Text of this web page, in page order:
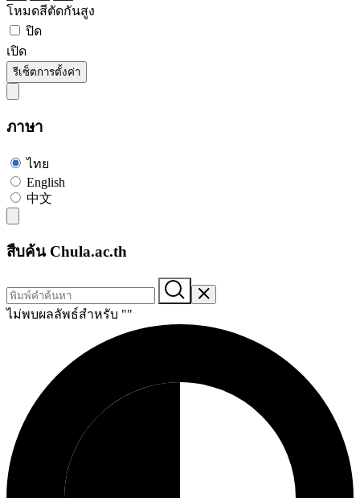
โหมดสีตัดกันสูง
ปิด
เปิด
รีเซ็ตการตั้งค่า
ภาษา
ไทย
English
中文
สืบค้น Chula.ac.th
ไม่พบผลลัพธ์สำหรับ ""